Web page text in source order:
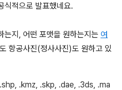
식적으로 발표했네요.
는지, 어떤 포맷을 원하는지는 여
항공사진(정사사진)도 원하고 있
.kmz, .skp, .dae, .3ds, .ma